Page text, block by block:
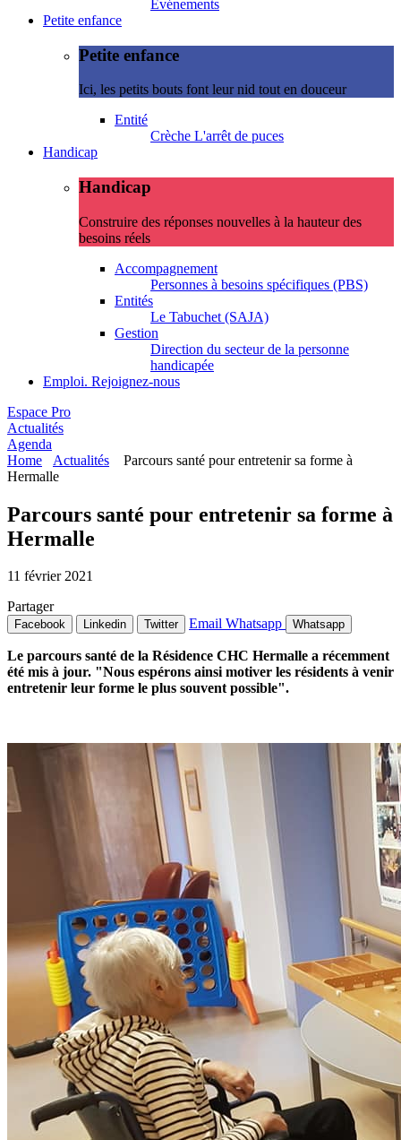
Evénements
Petite enfance
Petite enfance
Ici, les petits bouts font leur nid tout en douceur
Entité
Crèche L'arrêt de puces
Handicap
Handicap
Construire des réponses nouvelles à la hauteur des
besoins réels
Accompagnement
Personnes à besoins spécifiques (PBS)
Entités
Le Tabuchet (SAJA)
Gestion
Direction du secteur de la personne
handicapée
Emploi. Rejoignez-nous
Espace Pro
Actualités
Agenda
Home
Actualités
Parcours santé pour entretenir sa forme à
Hermalle
Parcours santé pour entretenir sa forme à
Hermalle
11 février 2021
Partager
Facebook Linkedin Twitter Email Whatsapp Whatsapp
Le parcours santé de la Résidence CHC Hermalle a récemment
été mis à jour. "Nous espérons ainsi motiver les résidents à venir
entretenir leur forme le plus souvent possible".